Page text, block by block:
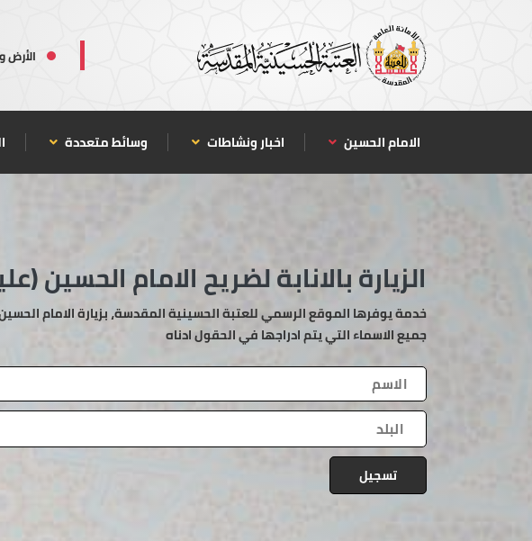
الأرض
الامام الحسين اخبار ونشاطات وسائط متعددة
الزيارة بالانابة لضريح الامام الحسين
خدمة يوفرها الموقع الرسمي للعتبة الحسينية المقدسة، بزيارة الامام
جميع الاسماء التي يتم ادراجها في الحقول ادناه
تسجيل